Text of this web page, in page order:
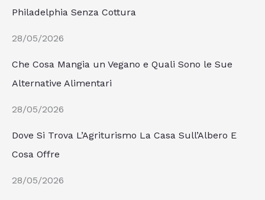
Philadelphia Senza Cottura
28/05/2026
Che Cosa Mangia un Vegano e Quali Sono le Sue
Alternative Alimentari
28/05/2026
Dove Si Trova L’Agriturismo La Casa Sull’Albero E
Cosa Offre
28/05/2026